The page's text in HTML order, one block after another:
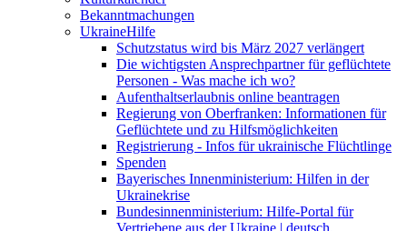
Bekanntmachungen
UkraineHilfe
Schutzstatus wird bis März 2027 verlängert
Die wichtigsten Ansprechpartner für geflüchtete
Personen - Was mache ich wo?
Aufenthaltserlaubnis online beantragen
Regierung von Oberfranken: Informationen für
Geflüchtete und zu Hilfsmöglichkeiten
Registrierung - Infos für ukrainische Flüchtlinge
Spenden
Bayerisches Innenministerium: Hilfen in der
Ukrainekrise
Bundesinnenministerium: Hilfe-Portal für
Vertriebene aus der Ukraine | deutsch,